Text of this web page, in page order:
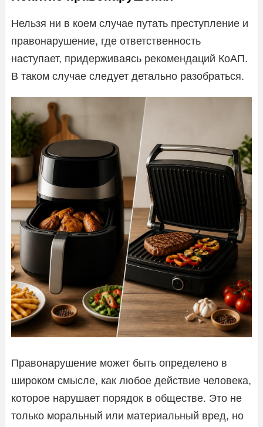
Нельзя ни в коем случае путать преступление и
правонарушение, где ответственность
наступает, придерживаясь рекомендаций КоАП.
В таком случае следует детально разобраться.
Правонарушение может быть определено в
широком смысле, как любое действие человека,
которое нарушает порядок в обществе. Это не
только моральный или материальный вред, но